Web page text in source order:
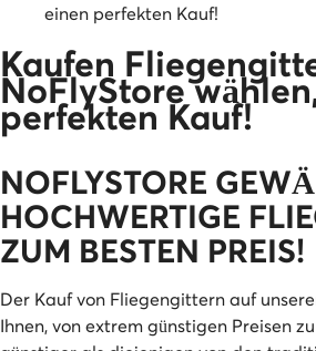
einen perfekten Kauf!
Kaufen
NoFlyStore
perfekten Kauf!
NOFLYSTORE
HOCHWERTIGE
ZUM BESTEN PREIS!
Der Kauf von Fliegengittern auf
Ihnen, von extrem günstigen Preisen